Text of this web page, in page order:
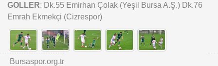
GOLLER: Dk.55 Emirhan Çolak (Yeşil Bursa A.Ş.) Dk.76
Emrah Ekmekçi (Cizrespor)
Bursaspor.org.tr